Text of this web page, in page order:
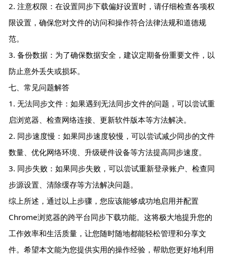
2. 注意权限：在设置同步下载偏好设置时，请仔细检查各项权
限设置，确保您对文件的访问和操作符合法律法规和道德规
范。
3. 备份数据：为了确保数据安全，建议定期备份重要文件，以
防止意外丢失或损坏。
七、常见问题解答
1. 无法同步文件：如果遇到无法同步文件的问题，可以尝试重
启浏览器、检查网络连接、更新软件版本等方法解决。
2. 同步速度慢：如果同步速度较慢，可以尝试减少同步的文件
数量、优化网络环境、升级硬件设备等方法提高同步速度。
3. 同步失败：如果同步失败，可以尝试重新登录账户、检查同
步源设置、清除缓存等方法解决问题。
综上所述，通过以上步骤，您应该能够成功地启用并配置
Chrome浏览器的跨平台同步下载功能。这将极大地提升您的
工作效率和生活质量，让您随时随地都能轻松管理和分享文
件。希望本文能为您提供实用的操作经验，帮助您更好地利用